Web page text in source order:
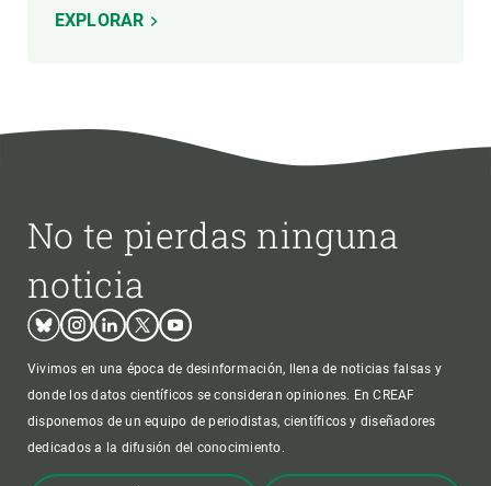
EXPLORAR
No te pierdas ninguna
noticia
BlueskyInstagram
LinkedinTwitterYoutube
Vivimos en una época de desinformación, llena de noticias falsas y
donde los datos científicos se consideran opiniones. En CREAF
disponemos de un equipo de periodistas, científicos y diseñadores
dedicados a la difusión del conocimiento.